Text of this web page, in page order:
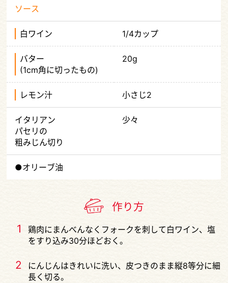
ソース
白ワイン 1/4カップ
バター
(1cm角に切ったもの)
20g
レモン汁 小さじ2
イタリアン
パセリの
粗みじん切り
少々
●オリーブ油
作り方
1
鶏肉にまんべんなくフォークを刺して白ワイン、塩
をすり込み30分ほどおく。
2
にんじんはきれいに洗い、皮つきのまま縦8等分に細
長く切る。